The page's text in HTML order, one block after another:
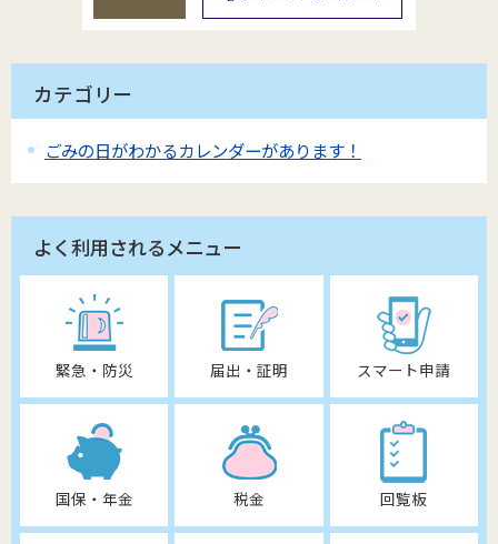
カテゴリー
ごみの日がわかるカレンダーがあります！
よく利用されるメニュー
緊急・防災 届出・証明 スマート申請
国保・年金 税金 回覧板